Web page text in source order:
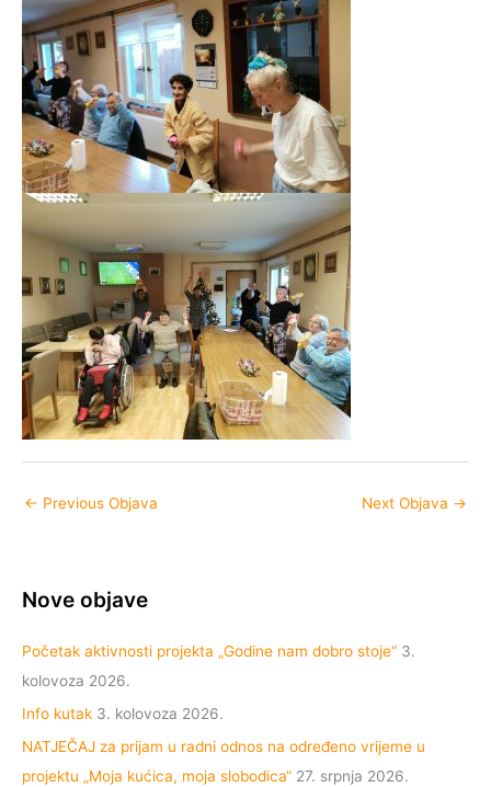
← Previous Objava Next Objava →
Nove objave
Početak aktivnosti projekta „Godine nam dobro stoje“ 3.
kolovoza 2026.
Info kutak 3. kolovoza 2026.
NATJEČAJ za prijam u radni odnos na određeno vrijeme u
projektu „Moja kućica, moja slobodica“ 27. srpnja 2026.